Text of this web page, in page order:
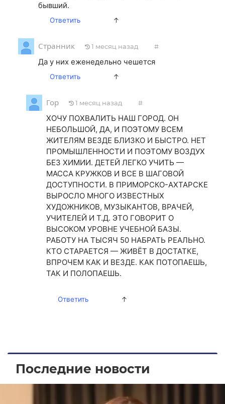
бывший.
Ответить ↑
Странник 1 месяц назад #
Да у них еженедельно чешется
Ответить ↑
Гор 1 месяц назад #
ХОЧУ ПОХВАЛИТЬ НАШ ГОРОД. ОН
НЕБОЛЬШОЙ, ДА, И ПОЭТОМУ ВСЕМ
ЖИТЕЛЯМ ВЕЗДЕ БЛИЗКО И БЫСТРО. НЕТ
ПРОМЫШЛЕННОСТИ И ПОЭТОМУ ВОЗДУХ
БЕЗ ХИМИИ. ДЕТЕЙ ЛЕГКО УЧИТЬ —
МАССА КРУЖКОВ И ВСЕ В ШАГОВОЙ
ДОСТУПНОСТИ. В ПРИМОРСКО-АХТАРСКЕ
ВЫРОСЛО МНОГО ИЗВЕСТНЫХ
ХУДОЖНИКОВ, МУЗЫКАНТОВ, ВРАЧЕЙ,
УЧИТЕЛЕЙ И Т.Д. ЭТО ГОВОРИТ О
ВЫСОКОМ УРОВНЕ УЧЕБНОЙ БАЗЫ.
РАБОТУ НА ТЫСЯЧ 50 НАБРАТЬ РЕАЛЬНО.
КТО СТАРАЕТСЯ — ЖИВЁТ В ДОСТАТКЕ,
ВПРОЧЕМ КАК И ВЕЗДЕ. КАК ПОТОПАЕШЬ,
ТАК И ПОЛОПАЕШЬ.
Ответить ↑
Последние новости